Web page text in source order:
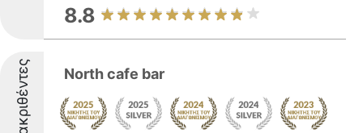
8.8
Διακριθέντες North cafe bar